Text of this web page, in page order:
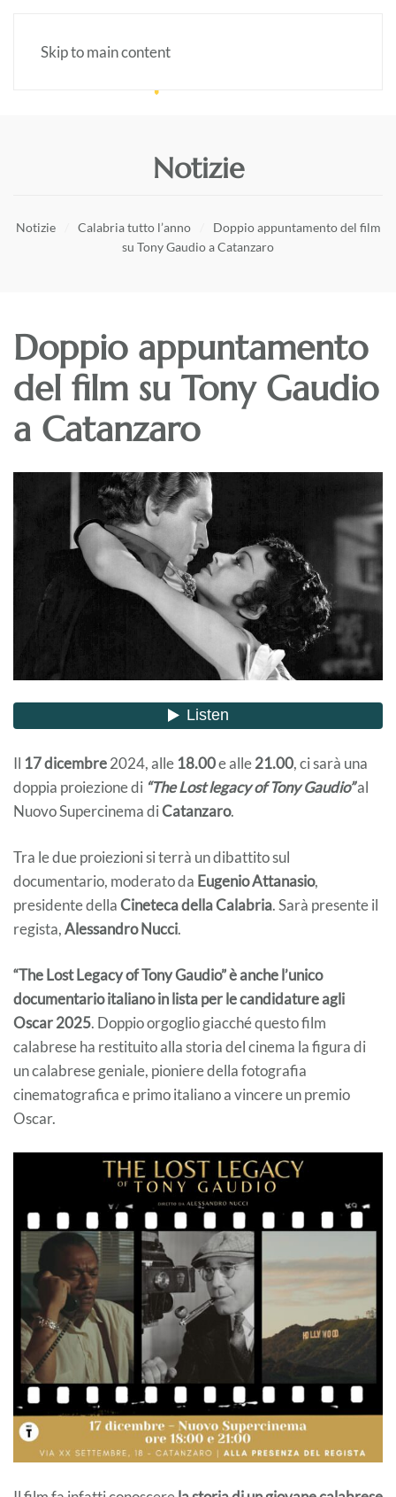
Skip to main content
Notizie
Notizie Calabria tutto l’anno
Doppio appuntamento del film
su Tony Gaudio a Catanzaro
Doppio appuntamento
del film su Tony Gaudio
a Catanzaro
Il 17 dicembre2024, alle 18.00e alle21.00, ci sarà una
doppia proiezione di “The Lost legacy of Tony Gaudio”al
Nuovo Supercinema diCatanzaro.
Tra le due proiezioni si terrà un dibattito sul
documentario, moderato da Eugenio Attanasio,
presidente dellaCineteca della Calabria. Sarà presente il
regista,Alessandro Nucci.
“The Lost Legacy of Tony Gaudio” è anche l’unico
documentario italiano in lista per le candidature agli
Oscar 2025. Doppio orgoglio giacché questo film
calabrese ha restituito alla storia del cinema la figura di
un calabrese geniale, pioniere della fotografia
cinematografica e primo italiano a vincere un premio
Oscar.